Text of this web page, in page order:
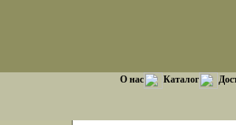
О нас Каталог